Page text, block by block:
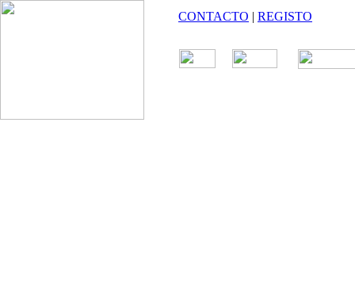
CONTACTO | REGISTO